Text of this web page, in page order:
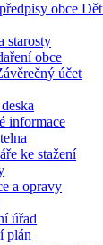
obce
starosty
obce
účet
informace
ke stažení
a opravy
úřad
plán